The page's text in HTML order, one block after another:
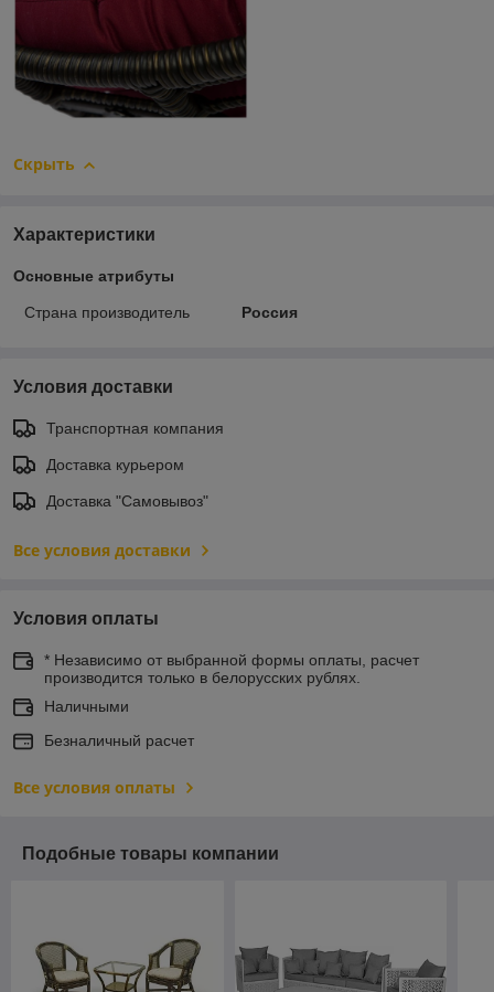
Скрыть
Характеристики
Основные атрибуты
Страна производитель Россия
Условия доставки
Транспортная компания
Доставка курьером
Доставка "Самовывоз"
Все условия доставки
Условия оплаты
* Независимо от выбранной формы оплаты, расчет
производится только в белорусских рублях.
Наличными
Безналичный расчет
Все условия оплаты
Подобные товары компании